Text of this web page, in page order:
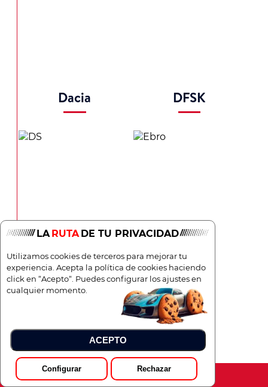
Dacia DFSK
DS Ebro
LA RUTA DE TU PRIVACIDAD
Utilizamos cookies de terceros para mejorar tu
experiencia. Acepta la política de cookies haciendo
click en “Acepto“. Puedes configurar los ajustes en
cualquier momento.
ACEPTO
Configurar Rechazar